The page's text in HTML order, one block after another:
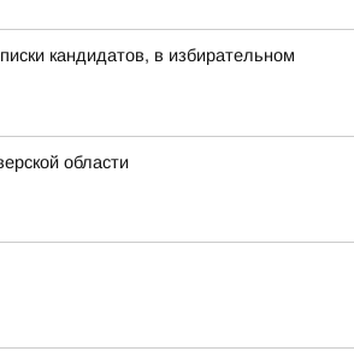
кандидатов, в избирательном
области